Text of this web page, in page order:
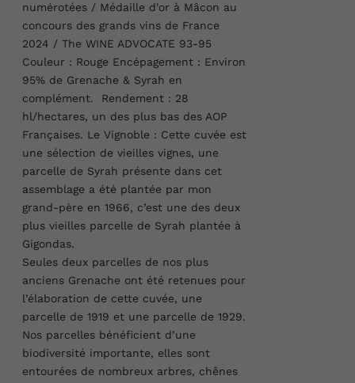
numérotées / Médaille d'or à Mâcon au
concours des grands vins de France
2024 / The WINE ADVOCATE 93-95
Couleur : Rouge Encépagement : Environ
95% de Grenache & Syrah en
complément.
Rendement : 28
hl/hectares, un des plus bas des AOP
Françaises. Le Vignoble : Cette cuvée est
une sélection de vieilles vignes, une
parcelle de Syrah présente dans cet
assemblage a été plantée par mon
grand-père en 1966, c’est une des deux
plus vieilles parcelle de Syrah plantée à
Gigondas.
Seules deux parcelles de nos plus
anciens Grenache ont été retenues pour
l’élaboration de cette cuvée, une
parcelle de 1919 et une parcelle de 1929.
Nos parcelles bénéficient d’une
biodiversité importante, elles sont
entourées de nombreux arbres, chênes